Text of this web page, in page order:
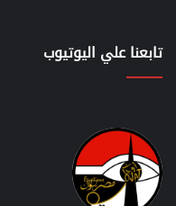
تابعنا علي اليوتيوب